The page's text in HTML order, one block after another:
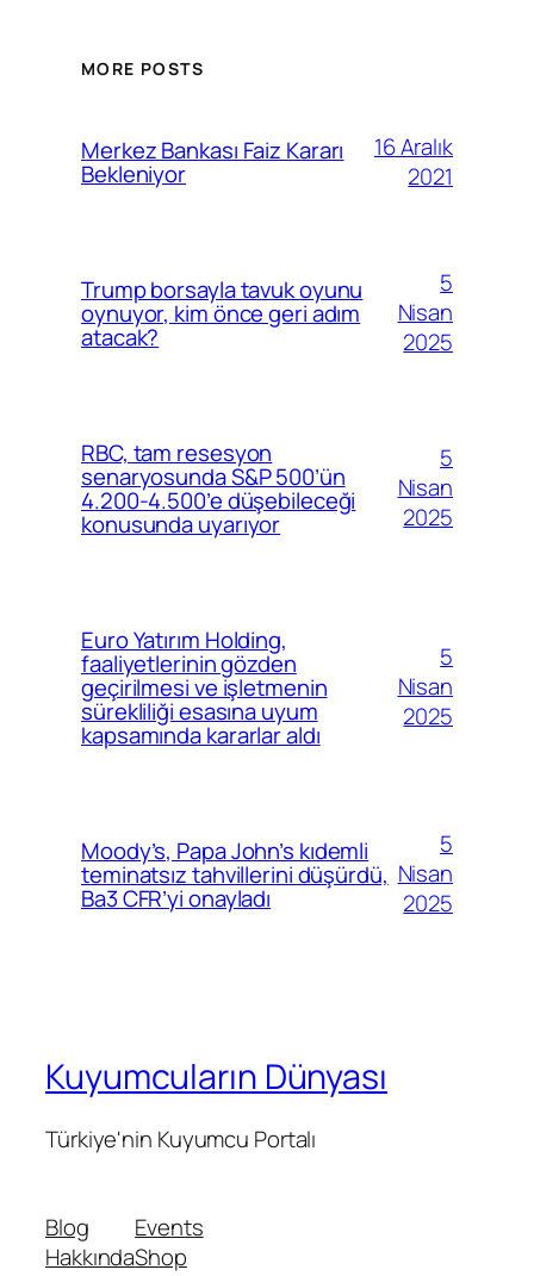
MORE POSTS
Merkez Bankası Faiz Kararı
Bekleniyor
16 Aralık
2021
Trump borsayla tavuk oyunu
oynuyor, kim önce geri adım
atacak?
5
Nisan
2025
RBC, tam resesyon
senaryosunda S&P 500’ün
4.200-4.500’e düşebileceği
konusunda uyarıyor
5
Nisan
2025
Euro Yatırım Holding,
faaliyetlerinin gözden
geçirilmesi ve işletmenin
sürekliliği esasına uyum
kapsamında kararlar aldı
5
Nisan
2025
Moody’s, Papa John’s kıdemli
teminatsız tahvillerini düşürdü,
Ba3 CFR’yi onayladı
5
Nisan
2025
Kuyumcuların Dünyası
Türkiye'nin Kuyumcu Portalı
Blog
Hakkında
Events
Shop